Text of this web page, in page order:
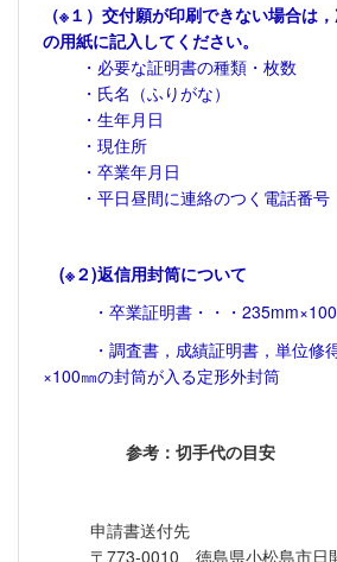
（※１）交付願が印刷できない場合は
の用紙に記入してください。
・必要な証明書の種類・枚数
・氏名（ふりがな）
・生年月日
・現住所
・卒業年月日
・平日昼間に連絡のつく電話番号
(※２)返信用封筒について
・卒業証明書・・・
・調査書，成績証明書，単位修得
×100㎜の封筒が入る定形外封筒
参考：切手代の目安
申請書送付先
〒773-0010 徳島県小松島市日開